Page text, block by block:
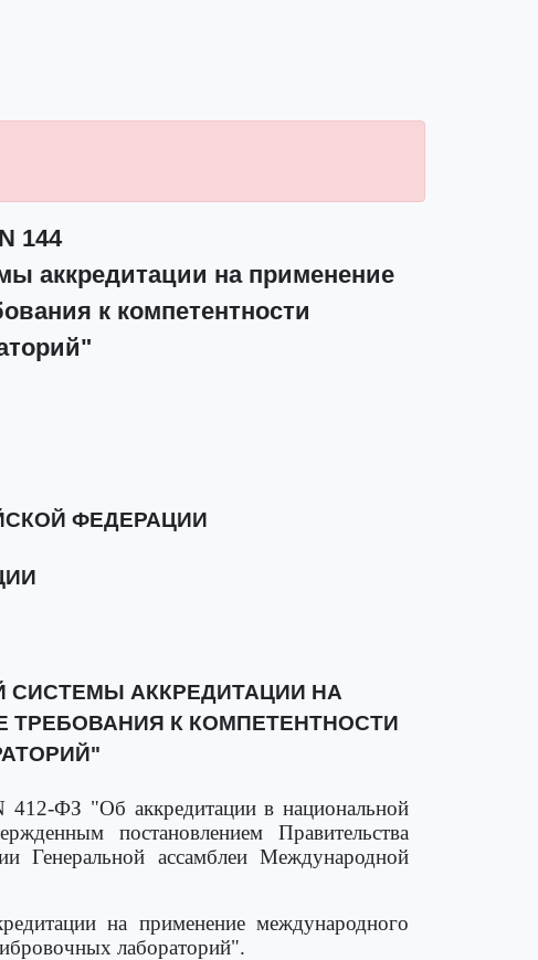
144
аккредитации на применение
к компетентности
ФЕДЕРАЦИИ
СИСТЕМЫ АККРЕДИТАЦИИ НА
ТРЕБОВАНИЯ К КОМПЕТЕНТНОСТИ
412-ФЗ "Об аккредитации в национальной
постановлением Правительства
Генеральной ассамблеи Международной
на применение международного
лабораторий".